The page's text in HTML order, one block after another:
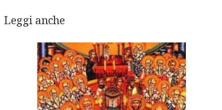
Leggi anche